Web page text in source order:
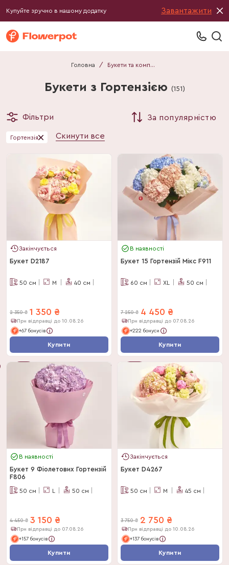
Купуйте зручно в нашому додатку Завантажити
Головна / Букети та композиції
Букети з Гортензією (151 )
Фільтри За популярністю
Гортензія Скинути все
Закінчується
Букет D2187
50 см M 40 см
2 350 ₴ 1 350 ₴
При відправці до 10.08.26
+67 бонусів
Купити
В наявності
Букет 15 Гортензій Мікс F911
60 см XL 50 см
7 250 ₴ 4 450 ₴
При відправці до 07.08.26
+222 бонуси
Купити
В наявності
Букет 9 Фіолетових Гортензій
F806
50 см L 50 см
4 450 ₴ 3 150 ₴
При відправці до 07.08.26
+157 бонусів
Купити
Закінчується
Букет D4267
50 см M 45 см
3 750 ₴ 2 750 ₴
При відправці до 10.08.26
+137 бонусів
Купити